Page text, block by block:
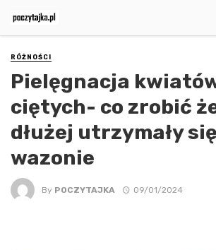
RÓŻNOŚCI
Pielęgnacja
ciętych- co zrobić
dłużej utrzymały
wazonie
By POCZYTAJKA 09/01/2024